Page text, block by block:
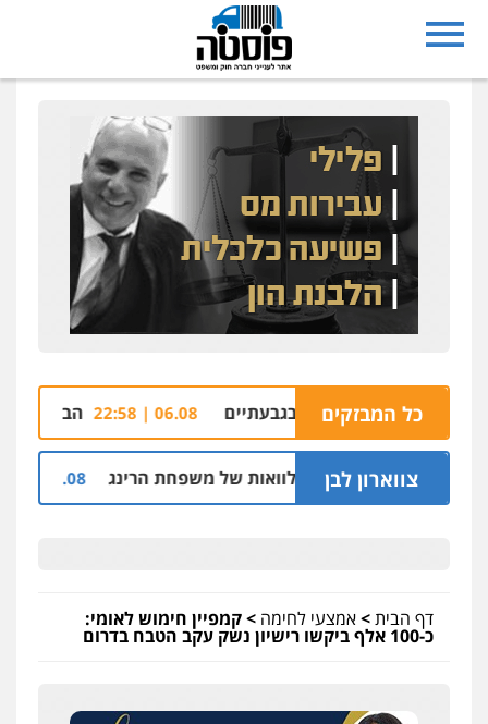
כל המבזקים
ג'פניקה בגבעתיים 06.08 | 22:58 הבהרה: רימון רסס
צווארון לבן
ההלוואות של משפחת הרינג 05.08 | 16:14
דף הבית>אמצעי לחימה >קמפיין חימוש לאומי:
כ-100 אלף ביקשו רישיון נשק עקב הטבח בדרום